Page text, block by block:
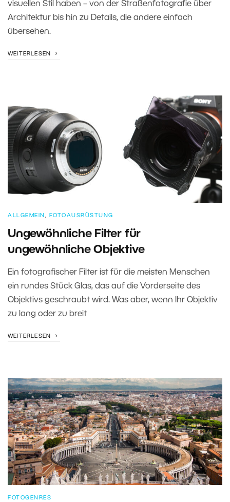
visuellen Stil haben – von der Straßenfotografie über
Architektur bis hin zu Details, die andere einfach
übersehen.
WEITERLESEN
ALLGEMEIN , FOTOAUSRÜSTUNG
Ungewöhnliche Filter für
ungewöhnliche Objektive
Ein fotografischer Filter ist für die meisten Menschen
ein rundes Stück Glas, das auf die Vorderseite des
Objektivs geschraubt wird. Was aber, wenn Ihr Objektiv
zu lang oder zu breit
WEITERLESEN
FOTOGENRES